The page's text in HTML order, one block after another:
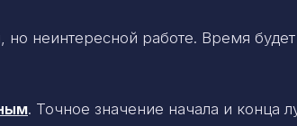
неинтересной работе. Время
. Точное значение начала и конца